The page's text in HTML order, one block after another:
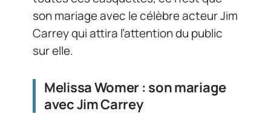
son mariage avec le célèbre acteur Jim
Carrey qui attira l’attention du public
sur elle.
Melissa Womer : son mariage
avec Jim Carrey